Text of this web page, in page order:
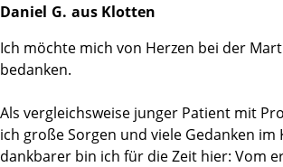
Daniel G. aus Klotten
Ich möchte mich von Herzen bei der
bedanken.
Als vergleichsweise junger Patient mit
ich große Sorgen und viele Gedanken im
dankbarer bin ich für die Zeit hier: Vom